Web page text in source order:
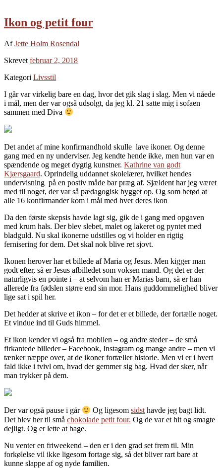
Ikon og petit four
AfJette Holm Rosendal
Skrevet februar 2, 2018
Kategori Livsstil
I går var virkelig bare en dag, hvor det gik slag i slag. Men vi nåede
i mål, men der var også udsolgt, da jeg kl. 21 satte mig i sofaen
sammen med Diva
Det andet af mine konfirmandhold skulle lave ikoner. Og denne
gang med en ny underviser. Jeg kendte hende ikke, men hun var en
spændende og meget dygtig kunstner. Kathrine van godt
Kjærsgaard. Oprindelig uddannet skolelærer, hvilket hendes
undervisning på en postiv måde bar præg af. Sjældent har jeg været
med til noget, der var så pædagogisk bygget op. Og som betød at
alle 16 konfirmander kom i mål med hver deres ikon
Da den første skepsis havde lagt sig, gik de i gang med opgaven
med krum hals. Der blev slebet, malet og lakeret og pyntet med
bladguld. Nu skal ikonerne udstilles og vi holder en rigtig
fernisering for dem. Det skal nok blive ret sjovt.
Ikonen herover har et billede af Maria og Jesus. Men kigger man
godt efter, så er Jesus afbilledet som voksen mand. Og det er der
naturligvis en pointe i – at selvom han er Marias barn, så er han
allerede fra fødslen større end sin mor. Hans guddommelighed bliver
lige sat i spil her.
Det hedder at skrive et ikon – for det er et billede, der fortælle noget.
Et vindue ind til Guds himmel.
Et ikon kender vi også fra mobilen – og andre steder – de små
firkantede billeder – Facebook, Instagram og mange andre – men vi
tænker næppe over, at de ikoner fortæller historie. Men vi er i hvert
fald ikke i tvivl om, hvad der gemmer sig bag. Hvad der sker, når
man trykker på dem.
Der var også pause i går Og ligesomsidsthavde jeg bagt lidt.
Det blev her til små chokolade petit four. Og de var et hit og smagte
dejligt. Og er lette at bage.
Nu venter en friweekend – den er i den grad set frem til. Min
forkølelse vil ikke ligesom fortage sig, så det bliver rart bare at
kunne slappe af og nyde familien.